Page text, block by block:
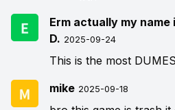
Erm actually my name
D. 2025-09-24
This is the most
mike 2025-09-18